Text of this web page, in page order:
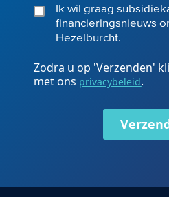
Ik wil graag
financieringsnieuws
Hezelburcht.
Zodra u op 'Verzenden'
met ons privacybeleid.